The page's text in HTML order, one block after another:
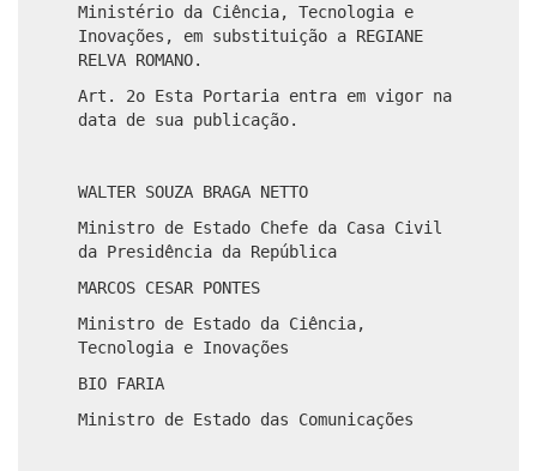
Ministério da Ciência, Tecnologia e
Inovações, em substituição a REGIANE
RELVA ROMANO.
Art. 2o Esta Portaria entra em vigor na
data de sua publicação.
WALTER SOUZA BRAGA NETTO
Ministro de Estado Chefe da Casa Civil
da Presidência da República
MARCOS CESAR PONTES
Ministro de Estado da Ciência,
Tecnologia e Inovações
BIO FARIA
Ministro de Estado das Comunicações